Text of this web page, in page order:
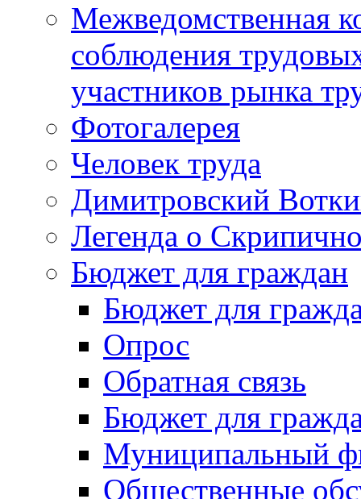
Межведомственная
соблюдения
участников рынка
Фотогалерея
Человек труда
Димитровский
Легенда о
Бюджет для граждан
Бюджет для
Опрос
Обратная связь
Бюджет для
Муниципальный
Общественные